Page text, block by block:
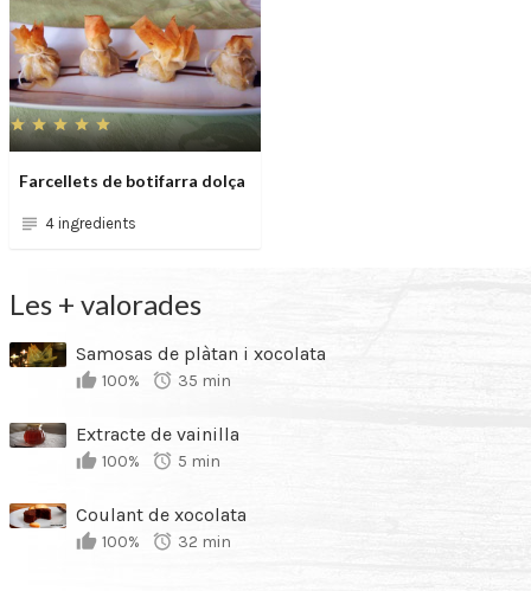
Farcellets de botifarra dolça
4 ingredients
Les + valorades
Samosas de plàtan i xocolata
100% 35 min
Extracte de vainilla
100% 5 min
Coulant de xocolata
100% 32 min